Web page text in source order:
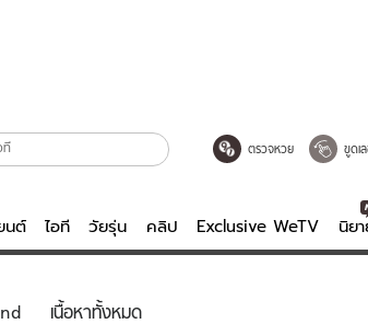
ตรวจหวย ขูดเ
นต์ ไอที วัยรุ่น คลิป Exclusive WeTV นิย
เนื้อหาทั้งหมด